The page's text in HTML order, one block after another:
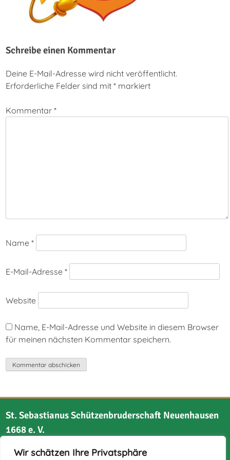
Wir schätzen Ihre Privatsphäre
Schreibe einen Kommentar
Deine E-Mail-Adresse wird nicht veröffentlicht.
Erforderliche Felder sind mit* markiert
Kommentar*
Name*
E-Mail-Adresse*
Website
Name, E-Mail-Adresse und Website in diesem Browser
für meinen nächsten Kommentar speichern.
St. Sebastianus Schützenbruderschaft Neuenhausen
1668 e. V.
Bruchstraße 21